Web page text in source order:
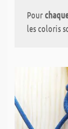
Pour
les coloris